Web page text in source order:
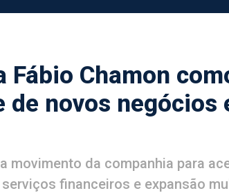
Fábio Chamon
novos negócios
movimento da companhia para
financeiros e expansão